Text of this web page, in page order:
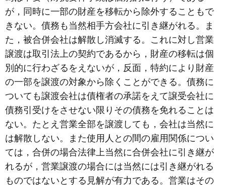
が，同時に一部の財産を移転から除外することもで
きない。債務も当然相手方会社に引き継がれる。ま
た，被合併会社は解散し消滅する。これに対し営業
譲渡は取引法上の契約であるから，財産の移転は個
別的に行わざるをえないが，反面，特約により財産
の一部を譲渡の対象から除くことができる。債務に
ついても譲渡会社は債権者の承諾をえて譲受会社に
債務引受けをさせない限りその債務を免れることは
ない。たとえ営業全部を譲渡しても，会社は当然に
は解散しない。また使用人との間の雇用関係につい
ては，合併の場合法律上当然に合併会社に引き継が
れるが，営業譲渡の場合には当然には引き継がれる
ものではないとする見解が有力である。営業はその